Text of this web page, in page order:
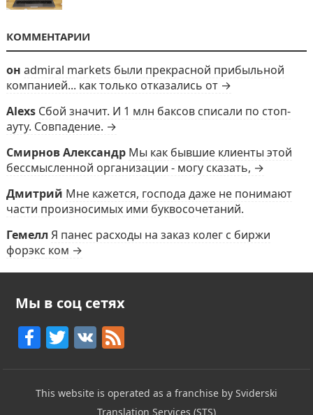
КОММЕНТАРИИ
он admiral markets были прекрасной прибыльной
компанией... как только отказались от →
Alexs Сбой значит. И 1 млн баксов списали по стоп-
ауту. Совпадение. →
Смирнов Александр Мы как бывшие клиенты этой
бессмысленной организации - могу сказать, →
Дмитрий Мне кажется, господа даже не понимают
части произносимых ими буквосочетаний.
Гемелл Я панес расходы на заказ колег с биржи
форэкс ком →
Мы в соц сетях
F
c
e
T
itt
er
V F
e
d
This website is operated as a franchise by Sviderski
Translation Services (STS)